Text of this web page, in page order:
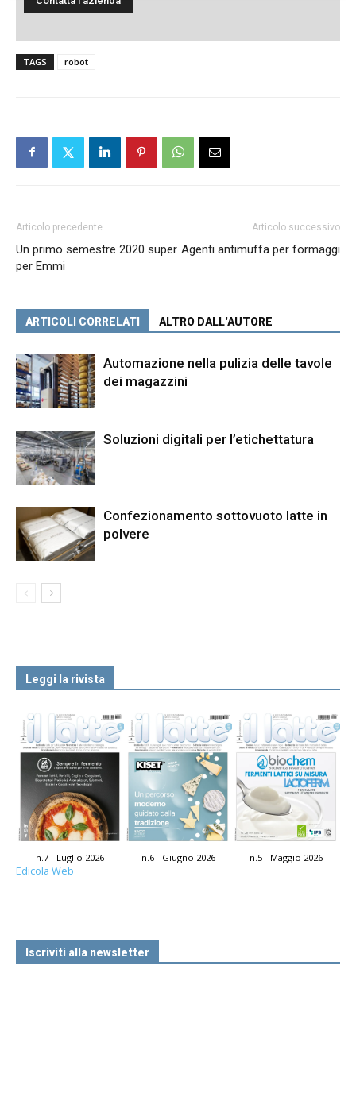
TAGS robot
Articolo precedente
Un primo semestre 2020 super
per Emmi
Articolo successivo
Agenti antimuffa per formaggi
ARTICOLI CORRELATI ALTRO DALL'AUTORE
Automazione nella pulizia delle tavole
dei magazzini
Soluzioni digitali per l’etichettatura
Confezionamento sottovuoto latte in
polvere
Leggi la rivista
n.7 - Luglio 2026 n.6 - Giugno 2026 n.5 - Maggio 2026
Edicola Web
Iscriviti alla newsletter